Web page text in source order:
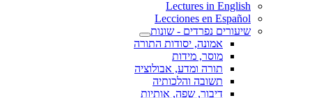
Lectures in English
Lecciones en Español
שיעורים נפרדים - שונות
אמונה, יסודות התורה
מוסר, מידות
תורה ומדע, אבולוציה
תשובה והלכותיה
דיבור, שפה, אותיות